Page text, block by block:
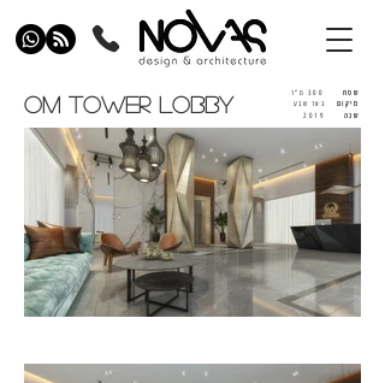
OM TOWER LOBBY שטח
מיקום
באר שבע
שנה
2019